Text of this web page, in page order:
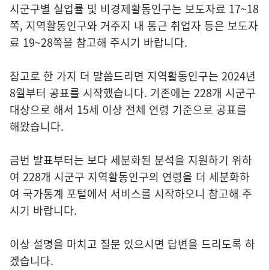
시군구별 실업률 및 비경제활동인구는 보도자료 17~18
쪽, 지역활동인구와 거주지 내 통근 취업자 등은 보도자
료 19~28쪽을 참고해 주시기 바랍니다.
참고로 한 가지 더 말씀드리면 지역활동인구는 2024년
8월부터 공표를 시작했습니다. 기존에는 228개 시군구
대상으로 해서 15세 이상 전체 연령 기준으로 공표를
해왔습니다.
금번 발표부터는 보다 세분화된 분석을 지원하기 위하
여 228개 시군구 지역활동인구의 연령을 더 세분화하
여 국가통계 포털에서 서비스를 시작하오니 참고해 주
시기 바랍니다.
이상 설명을 마치고 질문 있으시면 답변을 드리도록 하
겠습니다.